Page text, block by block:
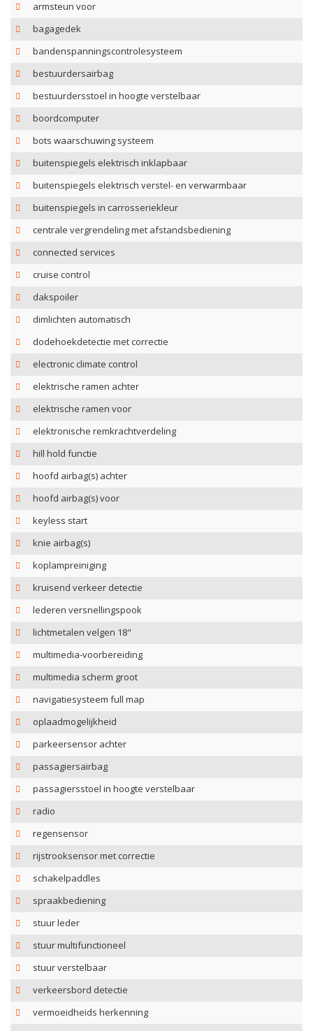
armsteun voor
bagagedek
bandenspanningscontrolesysteem
bestuurdersairbag
bestuurdersstoel in hoogte verstelbaar
boordcomputer
bots waarschuwing systeem
buitenspiegels elektrisch inklapbaar
buitenspiegels elektrisch verstel- en verwarmbaar
buitenspiegels in carrosseriekleur
centrale vergrendeling met afstandsbediening
connected services
cruise control
dakspoiler
dimlichten automatisch
dodehoekdetectie met correctie
electronic climate control
elektrische ramen achter
elektrische ramen voor
elektronische remkrachtverdeling
hill hold functie
hoofd airbag(s) achter
hoofd airbag(s) voor
keyless start
knie airbag(s)
koplampreiniging
kruisend verkeer detectie
lederen versnellingspook
lichtmetalen velgen 18"
multimedia-voorbereiding
multimedia scherm groot
navigatiesysteem full map
oplaadmogelijkheid
parkeersensor achter
passagiersairbag
passagiersstoel in hoogte verstelbaar
radio
regensensor
rijstrooksensor met correctie
schakelpaddles
spraakbediening
stuur leder
stuur multifunctioneel
stuur verstelbaar
verkeersbord detectie
vermoeidheids herkenning